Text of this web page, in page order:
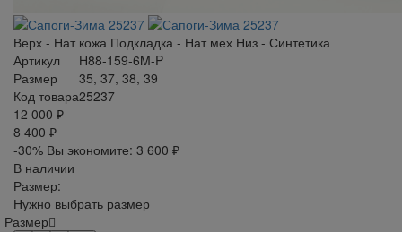
Верх - Нат кожа Подкладка - Нат мех Низ - Синтетика
Артикул
H88-159-6M-P
Размер
35, 37, 38, 39
Код товара25237
12 000 ₽
8 400 ₽
-30% Вы экономите: 3 600 ₽
В наличии
Размер:
Нужно выбрать размер
Размер